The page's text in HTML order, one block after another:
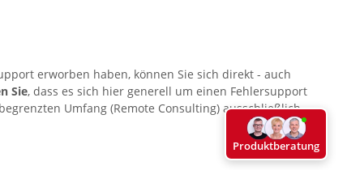
erworben haben, können Sie sich direkt - auch
Sie, dass es sich hier generell um einen Fehlersupport
Umfang (Remote Consulting) ausschließlich
Produktberatung